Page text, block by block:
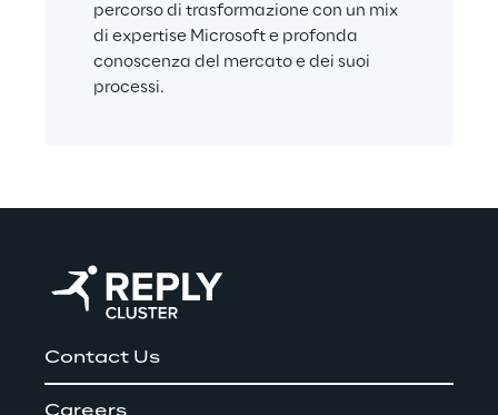
percorso di trasformazione con un mix
di expertise Microsoft e profonda
conoscenza del mercato e dei suoi
processi.
Contact Us
Careers